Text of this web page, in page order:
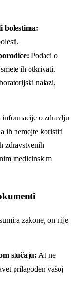
bolestima:
Podaci o
ih otkrivati.
nalazi,
o zdravlju
ih nemojte koristiti
zdravstvenih
medicinskim
zakone, on nije
slučaju: AI ne
prilagođen vašoj